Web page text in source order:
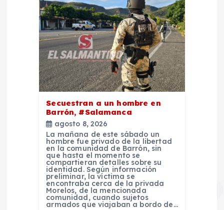
Secuestran a un hombre en
Barrón, #Salamanca
agosto 8, 2026
La mañana de este sábado un
hombre fue privado de la libertad
en la comunidad de Barrón, sin
que hasta el momento se
compartieran detalles sobre su
identidad. Según información
preliminar, la víctima se
encontraba cerca de la privada
Morelos, de la mencionada
comunidad, cuando sujetos
armados que viajaban a bordo de…